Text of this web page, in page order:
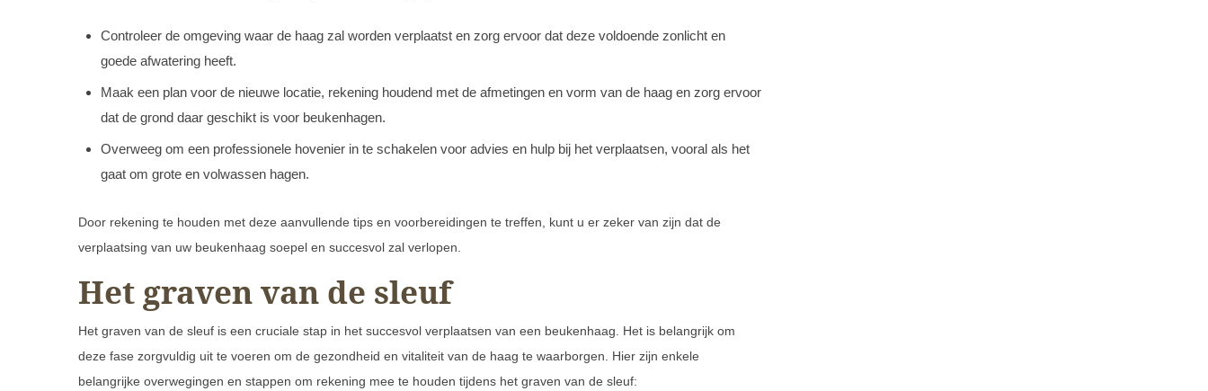
Controleer de omgeving waar de haag zal worden verplaatst en zorg ervoor dat deze voldoende zonlicht en
goede afwatering heeft.
Maak een plan voor de nieuwe locatie, rekening houdend met de afmetingen en vorm van de haag en zorg ervoor
dat de grond daar geschikt is voor beukenhagen.
Overweeg om een professionele hovenier in te schakelen voor advies en hulp bij het verplaatsen, vooral als het
gaat om grote en volwassen hagen.
Door rekening te houden met deze aanvullende tips en voorbereidingen te treffen, kunt u er zeker van zijn dat de
verplaatsing van uw beukenhaag soepel en succesvol zal verlopen.
Het graven van de sleuf
Het graven van de sleuf is een cruciale stap in het succesvol verplaatsen van een beukenhaag. Het is belangrijk om
deze fase zorgvuldig uit te voeren om de gezondheid en vitaliteit van de haag te waarborgen. Hier zijn enkele
belangrijke overwegingen en stappen om rekening mee te houden tijdens het graven van de sleuf: